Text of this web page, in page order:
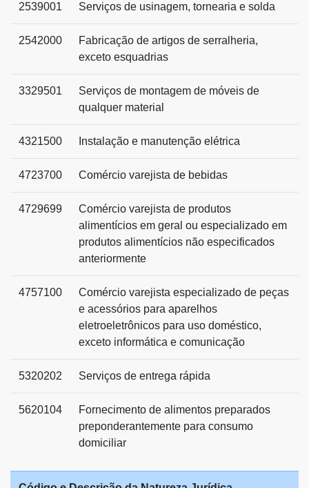
2539001 Serviços de usinagem, tornearia e solda
2542000
Fabricação de artigos de serralheria,
exceto esquadrias
3329501
Serviços de montagem de móveis de
qualquer material
4321500 Instalação e manutenção elétrica
4723700 Comércio varejista de bebidas
4729699
Comércio varejista de produtos
alimentícios em geral ou especializado em
produtos alimentícios não especificados
anteriormente
4757100
Comércio varejista especializado de peças
e acessórios para aparelhos
eletroeletrônicos para uso doméstico,
exceto informática e comunicação
5320202 Serviços de entrega rápida
5620104
Fornecimento de alimentos preparados
preponderantemente para consumo
domiciliar